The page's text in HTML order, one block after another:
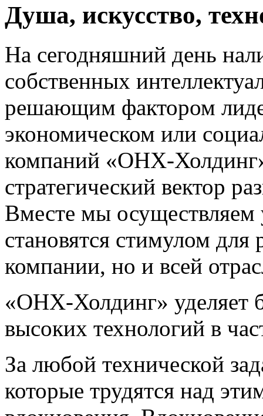
Душа, искусство,
На сегодняшний день
собственных
решающим фактором
экономическом или
компаний «ОНХ-
стратегический вектор
Вместе мы осуществляем
становятся стимулом для
компании, но и всей
«ОНХ-Холдинг» уделяет
высоких технологий в
За любой технической
которые трудятся над